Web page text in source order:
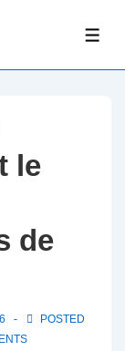
le
de
POSTED